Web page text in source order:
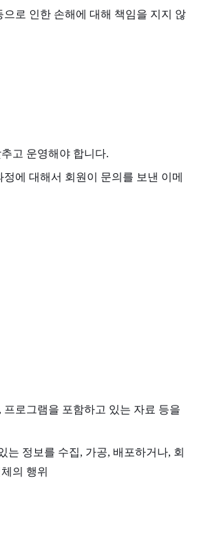
로 인한 손해에 대해 책임을 지지 않
고 운영해야 합니다.
에 대해서 회원이 문의를 보낸 이메
로그램을 포함하고 있는 자료 등을
정보를 수집, 가공, 배포하거나, 회
의 행위